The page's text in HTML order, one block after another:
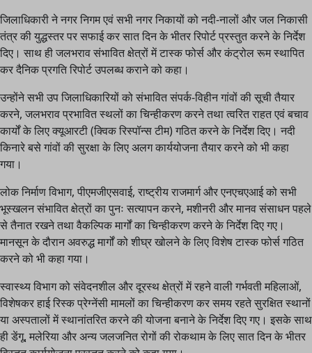
जिलाधिकारी ने नगर निगम एवं सभी नगर निकायों को नदी-नालों और जल निकासी
तंत्र की युद्धस्तर पर सफाई कर सात दिन के भीतर रिपोर्ट प्रस्तुत करने के निर्देश
दिए। साथ ही जलभराव संभावित क्षेत्रों में टास्क फोर्स और कंट्रोल रूम स्थापित
कर दैनिक प्रगति रिपोर्ट उपलब्ध कराने को कहा।
उन्होंने सभी उप जिलाधिकारियों को संभावित संपर्क-विहीन गांवों की सूची तैयार
करने, जलभराव प्रभावित स्थलों का चिन्हीकरण करने तथा त्वरित राहत एवं बचाव
कार्यों के लिए क्यूआरटी (क्विक रिस्पॉन्स टीम) गठित करने के निर्देश दिए। नदी
किनारे बसे गांवों की सुरक्षा के लिए अलग कार्ययोजना तैयार करने को भी कहा
गया।
लोक निर्माण विभाग, पीएमजीएसवाई, राष्ट्रीय राजमार्ग और एनएचएआई को सभी
भूस्खलन संभावित क्षेत्रों का पुनः सत्यापन करने, मशीनरी और मानव संसाधन पहले
से तैनात रखने तथा वैकल्पिक मार्गों का चिन्हीकरण करने के निर्देश दिए गए।
मानसून के दौरान अवरुद्ध मार्गों को शीघ्र खोलने के लिए विशेष टास्क फोर्स गठित
करने को भी कहा गया।
स्वास्थ्य विभाग को संवेदनशील और दूरस्थ क्षेत्रों में रहने वाली गर्भवती महिलाओं,
विशेषकर हाई रिस्क प्रेग्नेंसी मामलों का चिन्हीकरण कर समय रहते सुरक्षित स्थानों
या अस्पतालों में स्थानांतरित करने की योजना बनाने के निर्देश दिए गए। इसके साथ
ही डेंगू, मलेरिया और अन्य जलजनित रोगों की रोकथाम के लिए सात दिन के भीतर